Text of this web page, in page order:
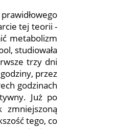
tej teorii -
metabolizm
studiowała
trzy dni
przez
godzinach
Już po
tego, co